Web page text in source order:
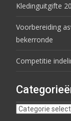
Kledinguitgifte
Voorbereiding
bekerronde
Competitie